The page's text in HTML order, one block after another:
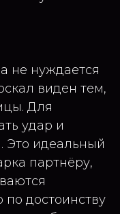
не нуждается
виден тем,
Для
удар и
Это идеальный
партнёру,
по достоинству